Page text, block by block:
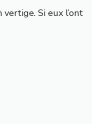
Si eux l’ont